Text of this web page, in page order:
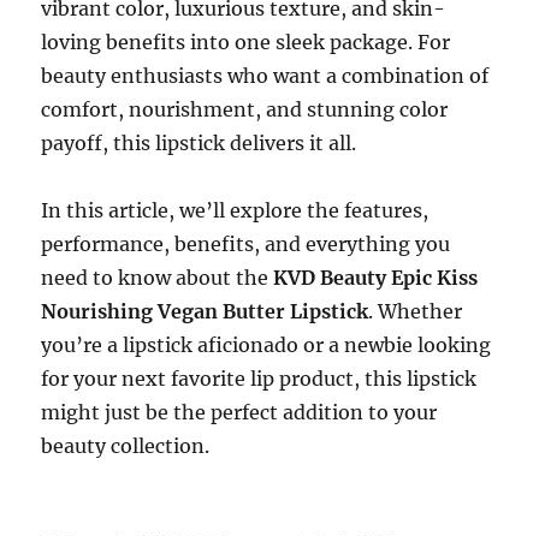
vibrant color, luxurious texture, and skin-
loving benefits into one sleek package. For
beauty enthusiasts who want a combination of
comfort, nourishment, and stunning color
payoff, this lipstick delivers it all.
In this article, we’ll explore the features,
performance, benefits, and everything you
need to know about theKVD Beauty Epic Kiss
Nourishing Vegan Butter Lipstick. Whether
you’re a lipstick aficionado or a newbie looking
for your next favorite lip product, this lipstick
might just be the perfect addition to your
beauty collection.